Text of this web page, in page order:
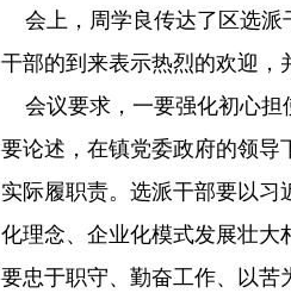
会上，周学良传达了区选派
干部的到来表示热烈的欢迎，
会议要求，一要强化初心担
要论述，在镇党委政府的领导
实际履职责。选派干部要以习
化理念、企业化模式发展壮大
要忠于职守、勤奋工作、以苦